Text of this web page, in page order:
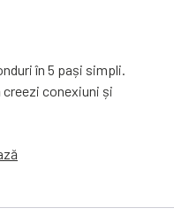
în 5 pași simpli.
conexiuni și